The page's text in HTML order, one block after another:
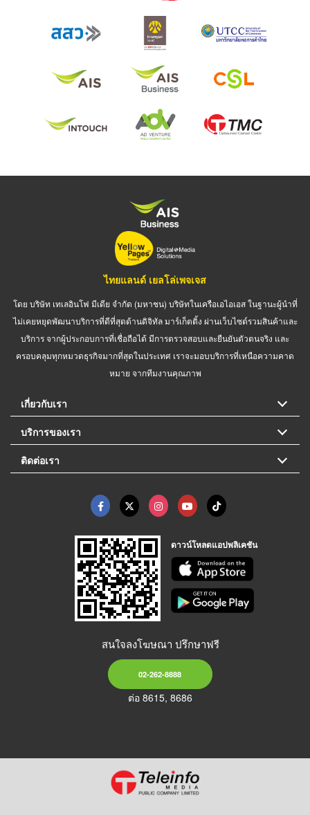
ไทยแลนด์ เยลโล่เพจเจส
โดย บริษัท เทเลอินโฟ มีเดีย จำกัด (มหาชน) บริษัทในเครือเอไอเอส ในฐานะผู้นำที่
ไม่เคยหยุดพัฒนาบริการที่ดีที่สุดด้านดิจิทัล มาร์เก็ตติ้ง ผ่านเว็บไซต์รวมสินค้าและ
บริการ จากผู้ประกอบการที่เชื่อถือได้ มีการตรวจสอบและยืนยันตัวตนจริง และ
ครอบคลุมทุกหมวดธุรกิจมากที่สุดในประเทศ เราจะมอบบริการที่เหนือความคาด
หมาย จากทีมงานคุณภาพ
เกี่ยวกับเรา
บริการของเรา
ติดต่อเรา
ดาวน์โหลดแอปพลิเคชัน
สนใจลงโฆษณา ปรึกษาฟรี
02-262-8888
ต่อ 8615, 8686